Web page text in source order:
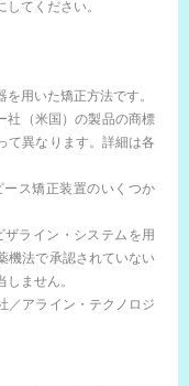
てください。
用いた矯正方法です。
（米国）の製品の商標
て異なります。詳細は各
ス矯正装置のいくつか
ライン・システムを用
機法で承認されていない
ません。
／アライン・テクノロジ